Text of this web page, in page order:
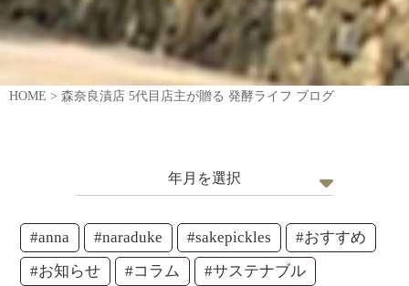
HOME > 森奈良漬店 5代目店主が贈る 発酵ライフ ブログ
年月を選択
#anna #naraduke #sakepickles
#おすすめ
#お知らせ
#コラム
#サステナブル